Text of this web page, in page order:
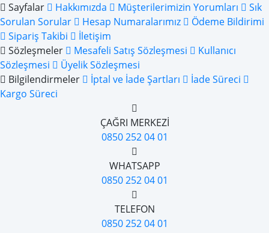
Sayfalar
Hakkımızda Müşterilerimizin Yorumları
Sık
Sorulan Sorular
Hesap Numaralarımız
Ödeme Bildirimi
Sipariş Takibi
İletişim
Sözleşmeler
Mesafeli Satış Sözleşmesi
Kullanıcı
Sözleşmesi
Üyelik Sözleşmesi
Bilgilendirmeler
İptal ve İade Şartları
İade Süreci
Kargo Süreci
ÇAĞRI MERKEZİ
0850 252 04 01
WHATSAPP
0850 252 04 01
TELEFON
0850 252 04 01